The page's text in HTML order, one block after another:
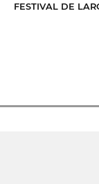
FESTIVAL DE